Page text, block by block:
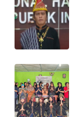
KOPEKLIN
KONSUMEN
FORWAMKI